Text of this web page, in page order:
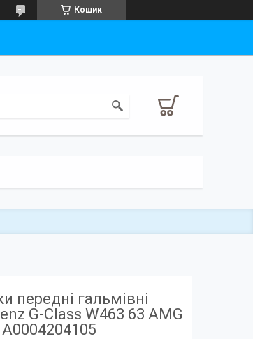
Кошик
передні гальмівні
G-Class W463 63 AMG
A0004204105